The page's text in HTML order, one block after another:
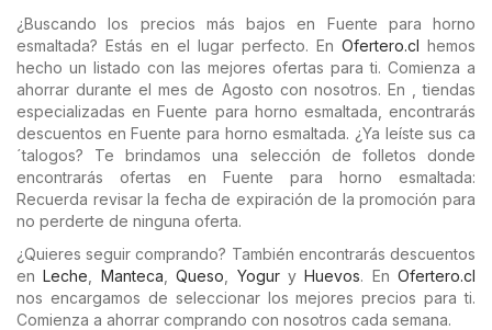
¿Buscando los precios más bajos en Fuente para horno
esmaltada? Estás en el lugar perfecto. En Ofertero.cl hemos
hecho un listado con las mejores ofertas para ti. Comienza a
ahorrar durante el mes de Agosto con nosotros. En , tiendas
especializadas en Fuente para horno esmaltada, encontrarás
descuentos en Fuente para horno esmaltada. ¿Ya leíste sus ca
´talogos? Te brindamos una selección de folletos donde
encontrarás ofertas en Fuente para horno esmaltada:
Recuerda revisar la fecha de expiración de la promoción para
no perderte de ninguna oferta.
¿Quieres seguir comprando? También encontrarás descuentos
enLeche Manteca ,Queso YoguryHuevos. En Ofertero.cl
nos encargamos de seleccionar los mejores precios para ti.
Comienza a ahorrar comprando con nosotros cada semana.